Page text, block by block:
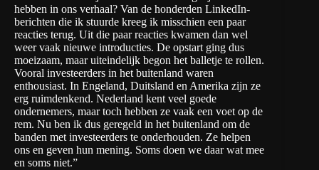
hebben in ons verhaal? Van de honderden LinkedIn-
berichten die ik stuurde kreeg ik misschien een paar
reacties terug. Uit die paar reacties kwamen dan wel
weer vaak nieuwe introducties. De opstart ging dus
moeizaam, maar uiteindelijk begon het balletje te rollen.
Vooral investeerders in het buitenland waren
enthousiast. In Engeland, Duitsland en Amerika zijn ze
erg ruimdenkend. Nederland kent veel goede
ondernemers, maar toch hebben ze vaak een voet op de
rem. Nu ben ik dus geregeld in het buitenland om de
banden met investeerders te onderhouden. Ze helpen
ons en geven hun mening. Soms doen we daar wat mee
en soms niet.”